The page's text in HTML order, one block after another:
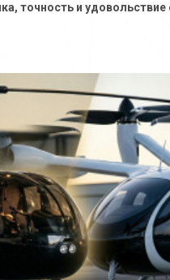
точность и удовольствие